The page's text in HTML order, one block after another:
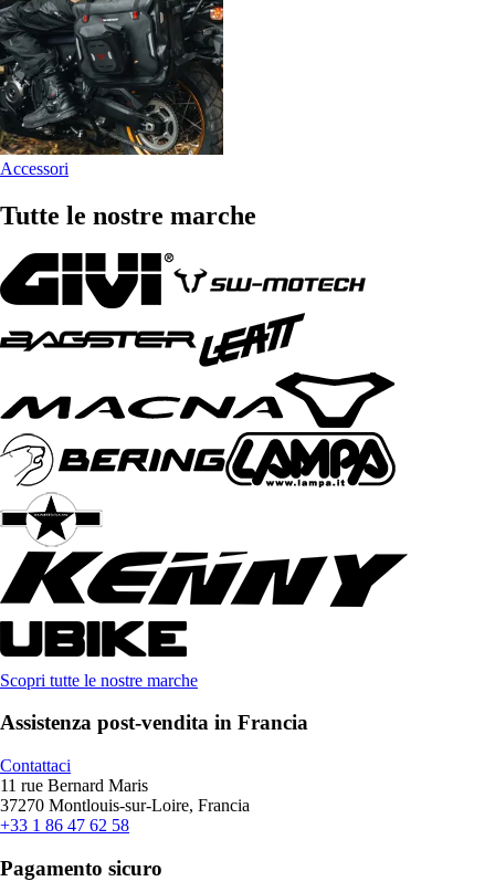
Accessori
Tutte le nostre marche
Scopri tutte le nostre marche
Assistenza post-vendita in Francia
Contattaci
11 rue Bernard Maris
37270 Montlouis-sur-Loire, Francia
+33 1 86 47 62 58
Pagamento sicuro